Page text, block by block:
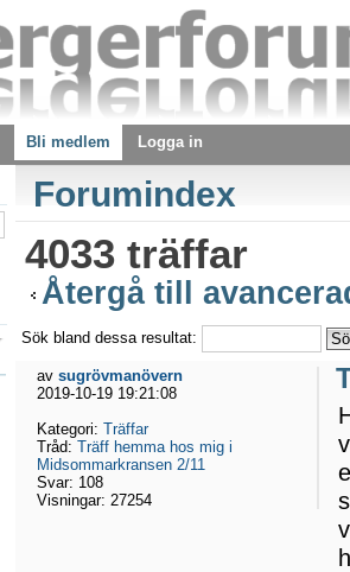
Bli medlem Logga in
Forumindex
4033 träffar
Återgå till
Sök bland dessa resultat:
av sugrövmanövern
2019-10-19 19:21:08
Kategori: Träffar
Tråd: Träff hemma hos mig i
Midsommarkransen 2/11
Svar: 108
Visningar: 27254